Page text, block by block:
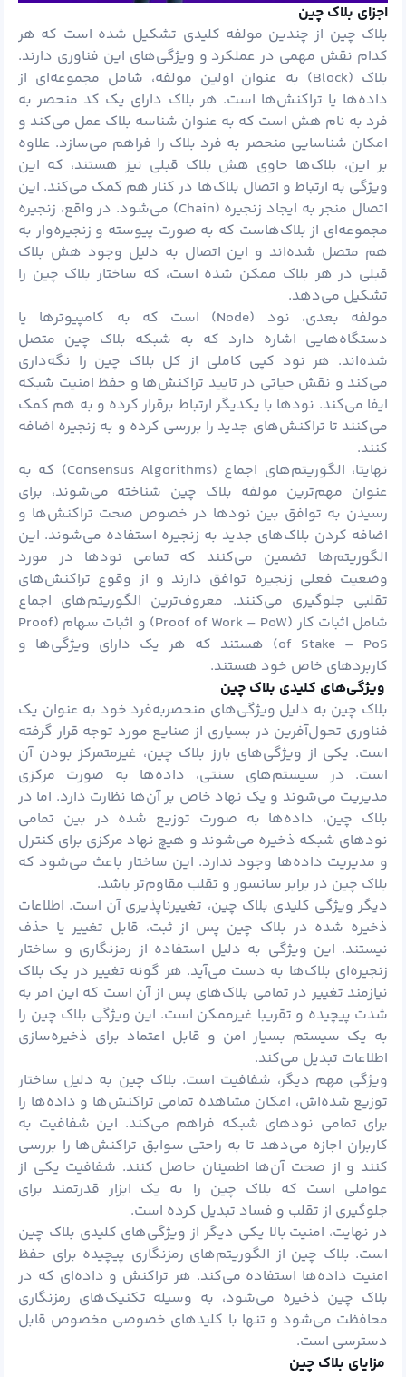
اجزای بلاک چین
بلاک چین از چندین مولفه کلیدی تشکیل شده است که هر
کدام نقش مهمی در عملکرد و ویژگی‌های این فناوری دارند.
بلاک (Block) به عنوان اولین مولفه، شامل مجموعه‌ای از
داده‌ها یا تراکنش‌ها است. هر بلاک دارای یک کد منحصر به
فرد به نام هش است که به عنوان شناسه بلاک عمل می‌کند و
امکان شناسایی منحصر به فرد بلاک را فراهم می‌سازد. علاوه
بر این، بلاک‌ها حاوی هش بلاک قبلی نیز هستند، که این
ویژگی به ارتباط و اتصال بلاک‌ها در کنار هم کمک می‌کند. این
اتصال منجر به ایجاد زنجیره (Chain) می‌شود. در واقع، زنجیره
مجموعه‌ای از بلاک‌هاست که به صورت پیوسته و زنجیره‌وار به
هم متصل شده‌اند و این اتصال به دلیل وجود هش بلاک
قبلی در هر بلاک ممکن شده است، که ساختار بلاک چین را
تشکیل می‌دهد.
مولفه بعدی، نود (Node) است که به کامپیوترها یا
دستگاه‌هایی اشاره دارد که به شبکه بلاک چین متصل
شده‌اند. هر نود کپی کاملی از کل بلاک چین را نگه‌داری
می‌کند و نقش حیاتی در تایید تراکنش‌ها و حفظ امنیت شبکه
ایفا می‌کند. نودها با یکدیگر ارتباط برقرار کرده و به هم کمک
می‌کنند تا تراکنش‌های جدید را بررسی کرده و به زنجیره اضافه
کنند.
نهایتا، الگوریتم‌های اجماع (Consensus Algorithms) که به
عنوان مهم‌ترین مولفه بلاک چین شناخته می‌شوند، برای
رسیدن به توافق بین نودها در خصوص صحت تراکنش‌ها و
اضافه کردن بلاک‌های جدید به زنجیره استفاده می‌شوند. این
الگوریتم‌ها تضمین می‌کنند که تمامی نودها در مورد
وضعیت فعلی زنجیره توافق دارند و از وقوع تراکنش‌های
تقلبی جلوگیری می‌کنند. معروف‌ترین الگوریتم‌های اجماع
شامل اثبات کار (Proof of Work – PoW) و اثبات سهام (Proof
of Stake – PoS) هستند که هر یک دارای ویژگی‌ها و
کاربردهای خاص خود هستند.
ویژگی‌های کلیدی بلاک چین
بلاک چین به دلیل ویژگی‌های منحصربه‌فرد خود به عنوان یک
فناوری تحول‌آفرین در بسیاری از صنایع مورد توجه قرار گرفته
است. یکی از ویژگی‌های بارز بلاک چین، غیرمتمرکز بودن آن
است. در سیستم‌های سنتی، داده‌ها به صورت مرکزی
مدیریت می‌شوند و یک نهاد خاص بر آن‌ها نظارت دارد. اما در
بلاک چین، داده‌ها به صورت توزیع شده در بین تمامی
نودهای شبکه ذخیره می‌شوند و هیچ نهاد مرکزی برای کنترل
و مدیریت داده‌ها وجود ندارد. این ساختار باعث می‌شود که
بلاک چین در برابر سانسور و تقلب مقاوم‌تر باشد.
دیگر ویژگی کلیدی بلاک چین، تغییرناپذیری آن است. اطلاعات
ذخیره شده در بلاک چین پس از ثبت، قابل تغییر یا حذف
نیستند. این ویژگی به دلیل استفاده از رمزنگاری و ساختار
زنجیره‌ای بلاک‌ها به دست می‌آید. هر گونه تغییر در یک بلاک
نیازمند تغییر در تمامی بلاک‌های پس از آن است که این امر به
شدت پیچیده و تقریبا غیرممکن است. این ویژگی بلاک چین را
به یک سیستم بسیار امن و قابل اعتماد برای ذخیره‌سازی
اطلاعات تبدیل می‌کند.
ویژگی مهم دیگر، شفافیت است. بلاک چین به دلیل ساختار
توزیع شده‌اش، امکان مشاهده تمامی تراکنش‌ها و داده‌ها را
برای تمامی نودهای شبکه فراهم می‌کند. این شفافیت به
کاربران اجازه می‌دهد تا به راحتی سوابق تراکنش‌ها را بررسی
کنند و از صحت آن‌ها اطمینان حاصل کنند. شفافیت یکی از
عواملی است که بلاک چین را به یک ابزار قدرتمند برای
جلوگیری از تقلب و فساد تبدیل کرده است.
در نهایت، امنیت بالا یکی دیگر از ویژگی‌های کلیدی بلاک چین
است. بلاک چین از الگوریتم‌های رمزنگاری پیچیده برای حفظ
امنیت داده‌ها استفاده می‌کند. هر تراکنش و داده‌ای که در
بلاک چین ذخیره می‌شود، به وسیله تکنیک‌های رمزنگاری
محافظت می‌شود و تنها با کلیدهای خصوصی مخصوص قابل
دسترسی است.
مزایای بلاک چین